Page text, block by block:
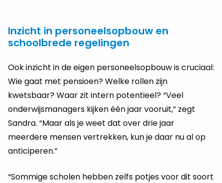
Inzicht in personeelsopbouw en
schoolbrede regelingen
Ook inzicht in de eigen personeelsopbouw is cruciaal:
Wie gaat met pensioen? Welke rollen zijn
kwetsbaar? Waar zit intern potentieel? “Veel
onderwijsmanagers kijken één jaar vooruit,” zegt
Sandra. “Maar als je weet dat over drie jaar
meerdere mensen vertrekken, kun je daar nu al op
anticiperen.”
“Sommige scholen hebben zelfs potjes voor dit soort